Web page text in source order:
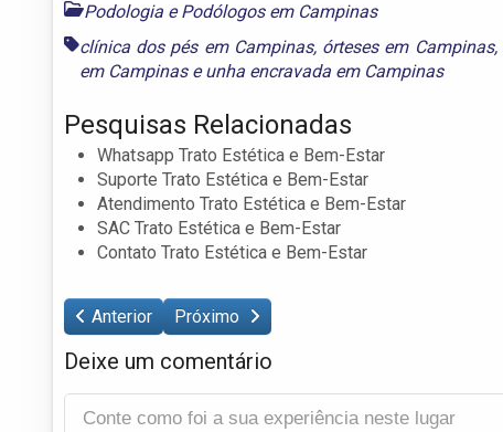
Podologia e Podólogos em Campinas
clínica dos pés em Campinas, órteses em Campinas,
em Campinaseunha encravada em Campinas
Pesquisas Relacionadas
Whatsapp Trato Estética e Bem-Estar
Suporte Trato Estética e Bem-Estar
Atendimento Trato Estética e Bem-Estar
SAC Trato Estética e Bem-Estar
Contato Trato Estética e Bem-Estar
Anterior Próximo
Deixe um comentário